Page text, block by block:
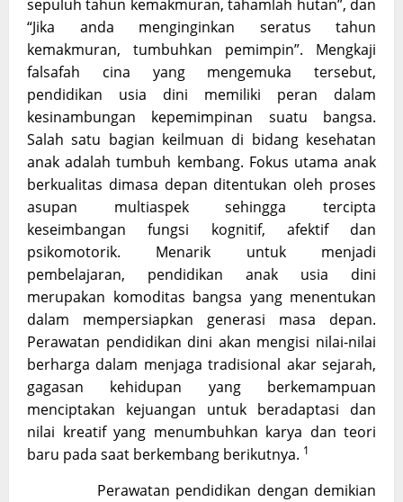
sepuluh tahun kemakmuran, tahamlah hutan”, dan
“Jika anda menginginkan seratus tahun
kemakmuran, tumbuhkan pemimpin”. Mengkaji
falsafah cina yang mengemuka tersebut,
pendidikan usia dini memiliki peran dalam
kesinambungan kepemimpinan suatu bangsa.
Salah satu bagian keilmuan di bidang kesehatan
anak adalah tumbuh kembang. Fokus utama anak
berkualitas dimasa depan ditentukan oleh proses
asupan multiaspek sehingga tercipta
keseimbangan fungsi kognitif, afektif dan
psikomotorik. Menarik untuk menjadi
pembelajaran, pendidikan anak usia dini
merupakan komoditas bangsa yang menentukan
dalam mempersiapkan generasi masa depan.
Perawatan pendidikan dini akan mengisi nilai-nilai
berharga dalam menjaga tradisional akar sejarah,
gagasan kehidupan yang berkemampuan
menciptakan kejuangan untuk beradaptasi dan
nilai kreatif yang menumbuhkan karya dan teori
baru pada saat berkembang berikutnya. 1
Perawatan pendidikan dengan demikian